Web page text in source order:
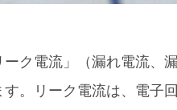
ク電流」（漏れ電流、
。リーク電流は、電子